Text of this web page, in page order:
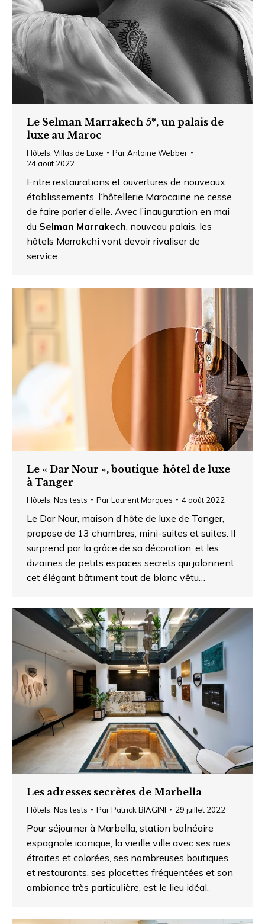
Le Selman Marrakech 5*, un palais de
luxe au Maroc
Hôtels, Villas de Luxe ParAntoine Webber
24 août 2022
Entre restaurations et ouvertures de nouveaux
établissements, l’hôtellerie Marocaine ne cesse
de faire parler d’elle. Avec l’inauguration en mai
du Selman Marrakech, nouveau palais, les
hôtels Marrakchi vont devoir rivaliser de
service…
Le « Dar Nour », boutique-hôtel de luxe
à Tanger
Hôtels Nos tests ParLaurent Marques 4 août 2022
Le Dar Nour, maison d’hôte de luxe de Tanger,
propose de 13 chambres, mini-suites et suites. Il
surprend par la grâce de sa décoration, et les
dizaines de petits espaces secrets qui jalonnent
cet élégant bâtiment tout de blanc vêtu…
Les adresses secrètes de Marbella
Hôtels, Nos tests ParPatrick BIAGINI 29 juillet 2022
Pour séjourner à Marbella, station balnéaire
espagnole iconique, la vieille ville avec ses rues
étroites et colorées, ses nombreuses boutiques
et restaurants, ses placettes fréquentées et son
ambiance très particulière, est le lieu idéal.